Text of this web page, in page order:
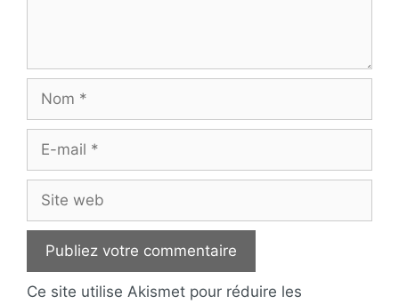
Nom
Site
web
Ce site utilise Akismet pour réduire les